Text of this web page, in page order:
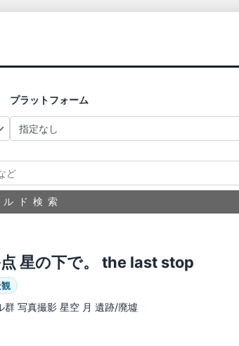
プラットフォーム
ルド検索
星の下で。 the last stop
群 写真撮影 星空 月 遺跡/廃墟